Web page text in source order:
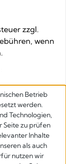
zzgl.
wenn
Betrieb
werden.
Technologien,
Seite zu prüfen
Inhalte
als auch
nutzen wir